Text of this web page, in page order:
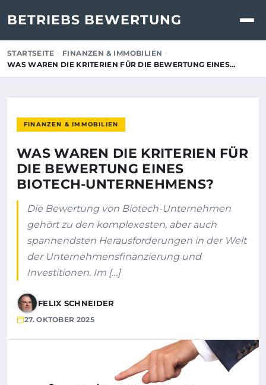
BETRIEBS BEWERTUNG
STARTSEITE
FINANZEN & IMMOBILIEN
WAS WAREN DIE KRITERIEN FÜR DIE BEWERTUNG EINES…
FINANZEN & IMMOBILIEN
WAS WAREN DIE KRITERIEN FÜR
DIE BEWERTUNG EINES
BIOTECH-UNTERNEHMENS?
Die Bewertung von Biotech-Unternehmen
gehört zu den komplexesten, aber auch
spannendsten Herausforderungen in der Welt
der Unternehmensfinanzierung und
Investitionen. Im […]
FELIX SCHNEIDER
27. OKTOBER 2025